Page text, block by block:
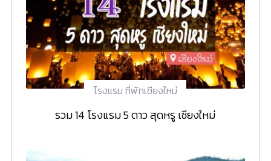
โรงแรม ที่พักเชียงใหม่
รวม 14 โรงแรม 5 ดาว สุดหรู เชียงใหม่